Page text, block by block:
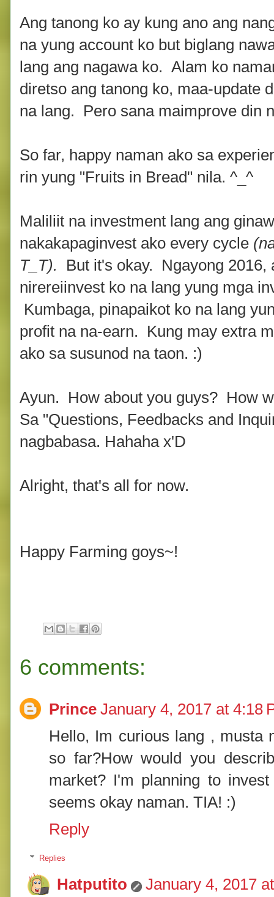
Ang tanong ko ay kung ano ang
na yung account ko but biglang
lang ang nagawa ko. Alam ko
diretso ang tanong ko, maa-update
na lang. Pero sana maimprove din
So far, happy naman ako sa
rin yung "Fruits in Bread" nila. ^_^
Maliliit na investment lang ang
nakakapaginvest ako every cycle
T_T). But it's okay. Ngayong 2016,
nirereiinvest ko na lang yung mga
Kumbaga, pinapaikot ko na lang
profit na na-earn. Kung may extra
ako sa susunod na taon. :)
Ayun. How about you guys? How
Sa "Questions, Feedbacks and
nagbabasa. Hahaha x'D
Alright, that's all for now.
Happy Farming goys~!
6 comments:
Prince January 4, 2017 at 4:18
Hello, Im curious lang , musta
so far?How would you
market? I'm planning to
seems okay naman. TIA! :)
Reply
Replies
Hatputito
January 4, 2017